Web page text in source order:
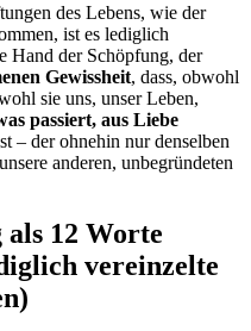
des Lebens, wie der
ist es lediglich
Hand der Schöpfung, der
Gewissheit, dass, obwohl
sie uns, unser Leben,
passiert, aus Liebe
– der ohnehin nur denselben
anderen, unbegründeten
12 Worte
vereinzelte